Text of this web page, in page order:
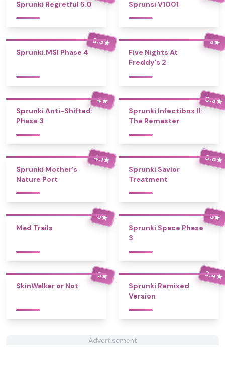
Sprunki Regretful 5.0 Sprunsi V1001
3.3★
Sprunki.MSI Phase 4
3★
Five Nights At
Freddy's 2
4★
Sprunki Anti-Shifted:
Phase 3
3.3★
Sprunki Infectibox II:
The Remaster
4.1★
Sprunki Mother’s
Nature Port
3.8★
Sprunki Savior
Treatment
5★
Mad Trails
5★
Sprunki Space Phase
3
5★
SkinWalker or Not
3.4★
Sprunki Remixed
Version
Advertisement